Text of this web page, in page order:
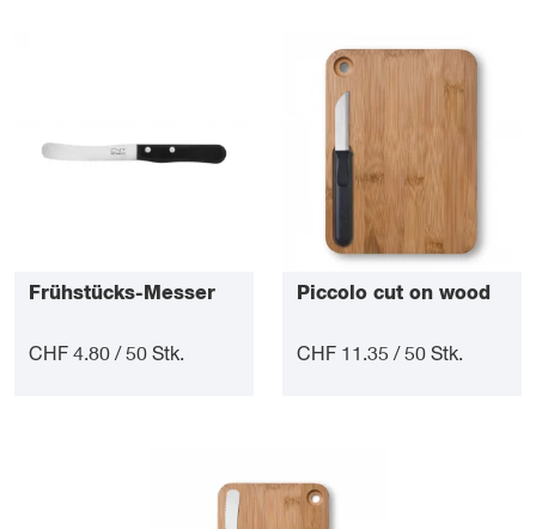
Frühstücks-Messer
CHF 4.80 / 50 Stk.
Piccolo cut on wood
CHF 11.35 / 50 Stk.